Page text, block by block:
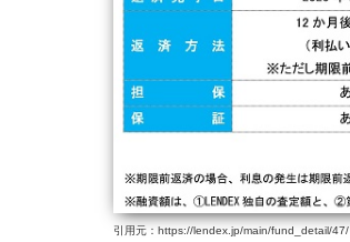
引用元：https://lendex.jp/main/fund_detail/47/